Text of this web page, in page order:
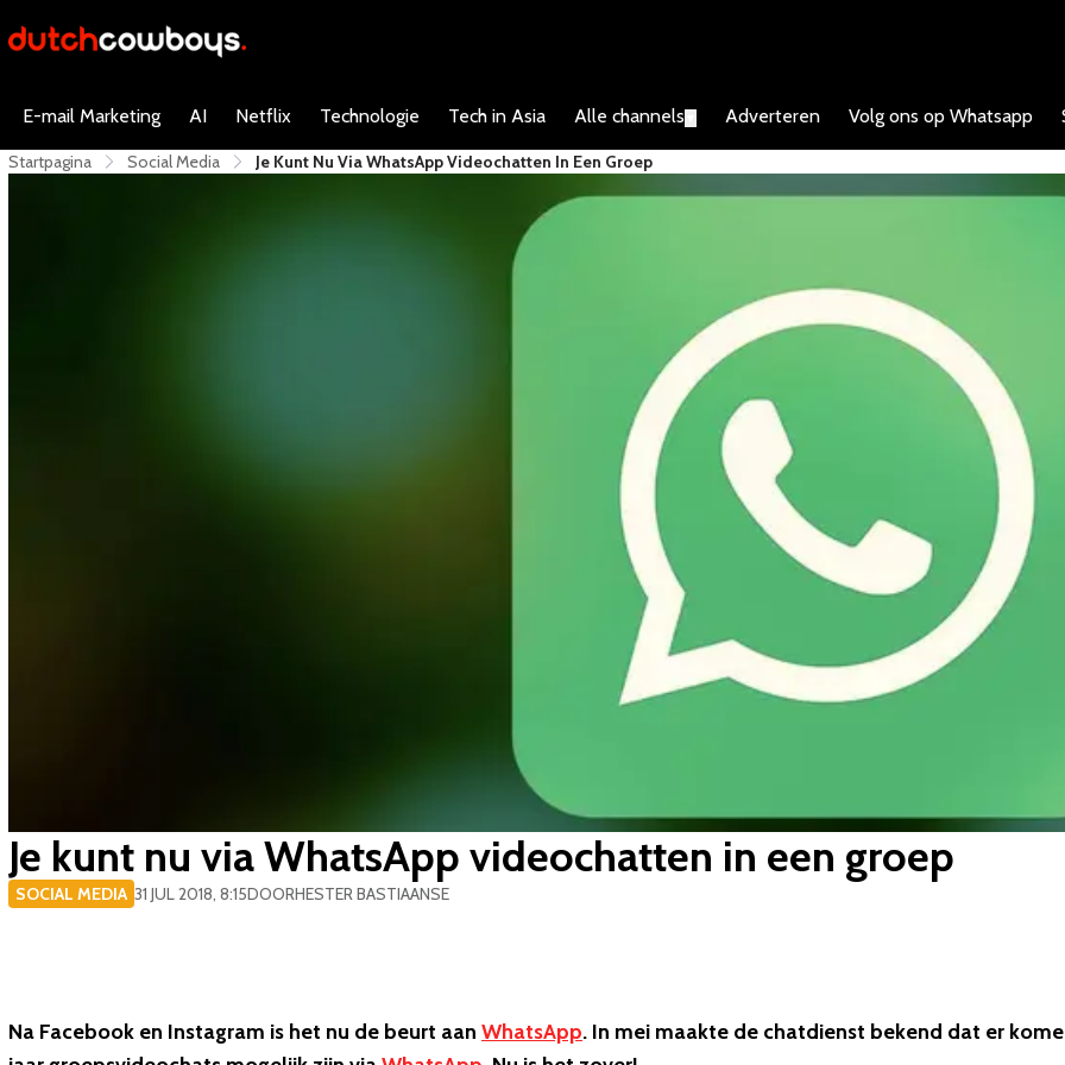
E-mail Marketing AI Netflix Technologie Tech in Asia Alle channels Adverteren Volg ons op Whatsapp
Startpagina Social Media Je Kunt Nu Via WhatsApp Videochatten In Een Groep
Je kunt nu via WhatsApp videochatten in een groep
SOCIAL MEDIA 31 JUL 2018, 8:15DOORHESTER BASTIAANSE
Na Facebook en Instagram is het nu de beurt aan WhatsApp. In mei maakte de chatdienst bekend dat er